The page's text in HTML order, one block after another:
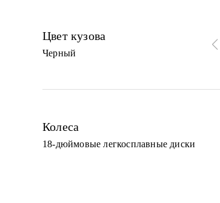
Цвет кузова
Черный
Колеса
18-дюймовые легкосплавные диски